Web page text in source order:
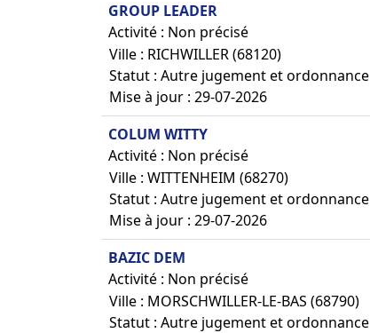
GROUP LEADER
Activité : Non précisé
Ville : RICHWILLER (68120)
Statut : Autre jugement et ordonnance
Mise à jour : 29-07-2026
COLUM WITTY
Activité : Non précisé
Ville : WITTENHEIM (68270)
Statut : Autre jugement et ordonnance
Mise à jour : 29-07-2026
BAZIC DEM
Activité : Non précisé
Ville : MORSCHWILLER-LE-BAS (68790)
Statut : Autre jugement et ordonnance